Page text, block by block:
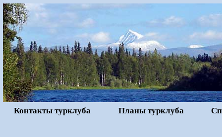
Контакты турклуба Планы турклуба